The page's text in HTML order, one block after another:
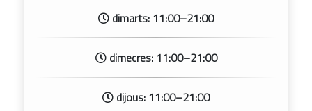
dimarts: 11:00–21:00
dimecres: 11:00–21:00
dijous: 11:00–21:00